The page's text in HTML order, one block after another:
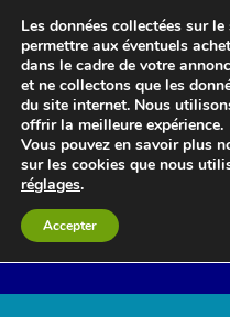
Le blog
Les données collectées sur
permettre aux éventuels
dans le cadre de votre
et ne collectons que les
du site internet. Nous
offrir la meilleure expérience.
Vous pouvez en savoir plus
sur les cookies que nous
réglages.
Accepter